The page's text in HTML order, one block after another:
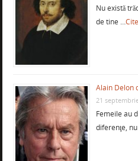
Nu există
de tine …
Alain Delon
21
Femeile au
diferenţe,